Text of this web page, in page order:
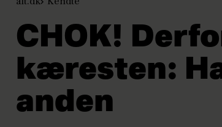
CHOK!
kæresten:
anden